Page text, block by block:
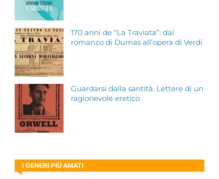
170 anni de “La Traviata”: dal
romanzo di Dumas all’opera di Verdi
Guardarsi dalla santità. Lettere di un
ragionevole eretico
I GENERI PIÙ AMATI